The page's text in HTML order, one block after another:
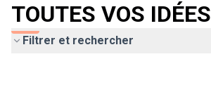
TOUTES VOS IDÉES
Filtrer et rechercher